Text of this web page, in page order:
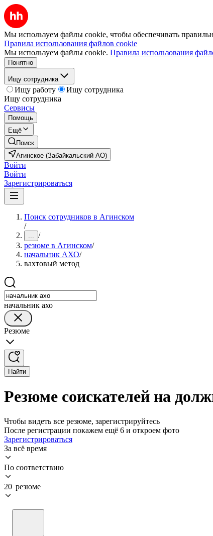
Мы используем файлы cookie, чтобы обеспечивать
Правила использования файлов cookie
Мы используем файлы cookie. Правила использования
Понятно
Ищу сотрудника
Ищу работу
Ищу сотрудника
Ищу сотрудника
Сервисы
Помощь
Ещё
Поиск
Агинское (Забайкальский АО)
Войти
Войти
Зарегистрироваться
Поиск сотрудников в Агинском
/
... /
резюме в Агинском/
начальник АХО/
вахтовый метод
начальник ахо
Резюме
Найти
Резюме соискателей на
Чтобы видеть все резюме, зарегистрируйтесь
После регистрации покажем ещё 6 и откроем фото
Зарегистрироваться
За всё время
По соответствию
20 резюме